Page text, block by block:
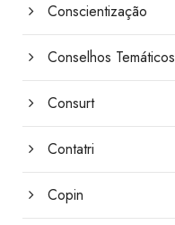
Conscientização
Conselhos Temáticos
Consurt
Contatri
Copin